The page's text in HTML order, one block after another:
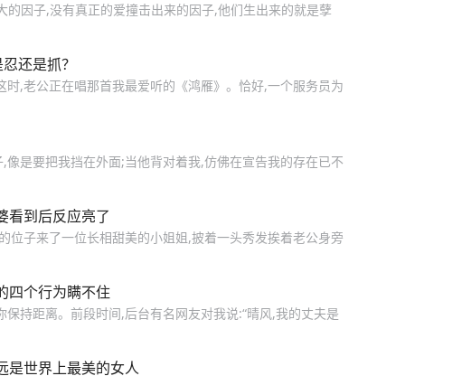
因子,没有真正的爱撞击出来的因子,他们生出来的就是孽
还是抓？
,老公正在唱那首我最爱听的《鸿雁》。恰好,一个服务员为
是要把我挡在外面;当他背对着我,仿佛在宣告我的存在已不
看到后反应亮了
位子来了一位长相甜美的小姐姐,披着一头秀发挨着老公身旁
四个行为瞒不住
持距离。前段时间,后台有名网友对我说:“晴风,我的丈夫是
是世界上最美的女人